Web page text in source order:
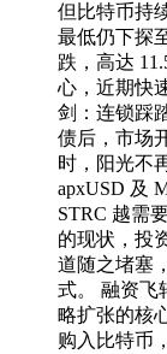
但比特币持
最低仍下探
跌，高达
心，近期快
剑：连锁踩
债后，市场
时，阳光不
apxUSD 及
STRC 越需
的现状，投
道随之堵塞
式。 融资飞
略扩张的核
购入比特币